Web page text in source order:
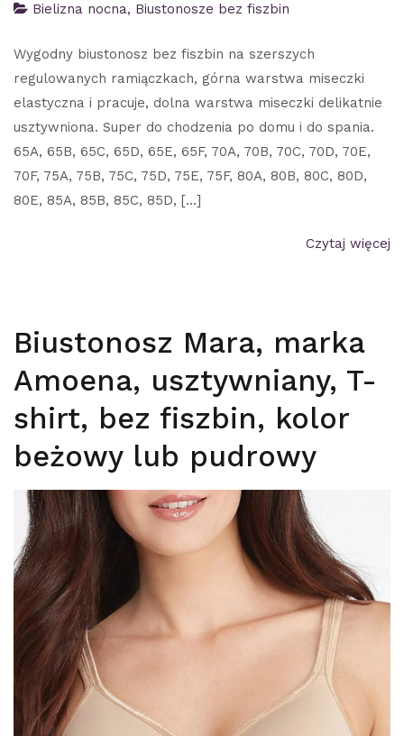
Bielizna nocna, Biustonosze bez fiszbin
Wygodny biustonosz bez fiszbin na szerszych
regulowanych ramiączkach, górna warstwa miseczki
elastyczna i pracuje, dolna warstwa miseczki delikatnie
usztywniona. Super do chodzenia po domu i do spania.
65A, 65B, 65C, 65D, 65E, 65F, 70A, 70B, 70C, 70D, 70E,
70F, 75A, 75B, 75C, 75D, 75E, 75F, 80A, 80B, 80C, 80D,
80E, 85A, 85B, 85C, 85D, […]
Czytaj więcej
Biustonosz Mara, marka
Amoena, usztywniany, T-
shirt, bez fiszbin, kolor
beżowy lub pudrowy